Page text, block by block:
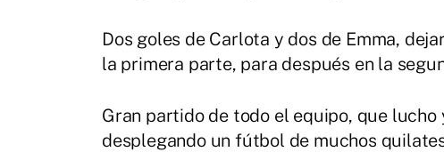
Dos goles de Carlota y dos de Emma,
la primera parte, para después en la
Gran partido de todo el equipo, que
desplegando un fútbol de muchos